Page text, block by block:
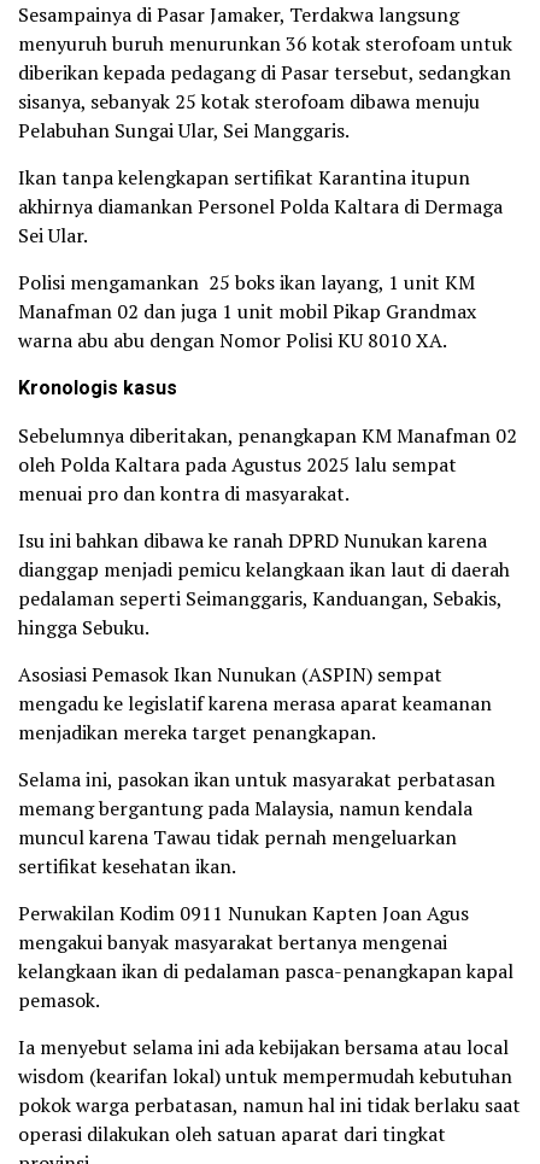
Sesampainya di Pasar Jamaker, Terdakwa langsung
menyuruh buruh menurunkan 36 kotak sterofoam untuk
diberikan kepada pedagang di Pasar tersebut, sedangkan
sisanya, sebanyak 25 kotak sterofoam dibawa menuju
Pelabuhan Sungai Ular, Sei Manggaris.
Ikan tanpa kelengkapan sertifikat Karantina itupun
akhirnya diamankan Personel Polda Kaltara di Dermaga
Sei Ular.
Polisi mengamankan 25 boks ikan layang, 1 unit KM
Manafman 02 dan juga 1 unit mobil Pikap Grandmax
warna abu abu dengan Nomor Polisi KU 8010 XA.
Kronologis kasus
Sebelumnya diberitakan, penangkapan KM Manafman 02
oleh Polda Kaltara pada Agustus 2025 lalu sempat
menuai pro dan kontra di masyarakat.
Isu ini bahkan dibawa ke ranah DPRD Nunukan karena
dianggap menjadi pemicu kelangkaan ikan laut di daerah
pedalaman seperti Seimanggaris, Kanduangan, Sebakis,
hingga Sebuku.
Asosiasi Pemasok Ikan Nunukan (ASPIN) sempat
mengadu ke legislatif karena merasa aparat keamanan
menjadikan mereka target penangkapan.
Selama ini, pasokan ikan untuk masyarakat perbatasan
memang bergantung pada Malaysia, namun kendala
muncul karena Tawau tidak pernah mengeluarkan
sertifikat kesehatan ikan.
Perwakilan Kodim 0911 Nunukan Kapten Joan Agus
mengakui banyak masyarakat bertanya mengenai
kelangkaan ikan di pedalaman pasca-penangkapan kapal
pemasok.
Ia menyebut selama ini ada kebijakan bersama atau local
wisdom (kearifan lokal) untuk mempermudah kebutuhan
pokok warga perbatasan, namun hal ini tidak berlaku saat
operasi dilakukan oleh satuan aparat dari tingkat